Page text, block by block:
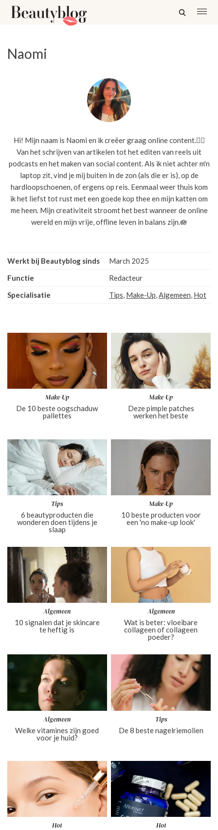
Naomi
Hi! Mijn naam is Naomi en ik creëer graag online content.✍🏼
Van het schrijven van artikelen tot het editen van reels uit
podcasts en het maken van social content. Als ik niet achter m'n
laptop zit, vind je mij buiten in de zon (als die er is), op de
hardloopschoenen, of ergens op reis. Eenmaal weer thuis kom
ik het liefst tot rust met een goede kop thee en mijn katten om
me heen. Mijn creativiteit stroomt het best wanneer de online
wereld en mijn vrije, offline leven in balans zijn.🪷
Werkt bij Beautyblog sinds
March 2025
Functie
Redacteur
Specialisatie
Tips, Make-Up,Algemeen, Hot
Make-Up
De 10 beste oogschaduw
pallettes
Make-Up
Deze pimple patches
werken het beste
Tips
6 beautyproducten die
wonderen doen tijdens je
slaap
Make-Up
10 beste producten voor
een 'no make-up look'
Algemeen
10 signalen dat je skincare
te heftig is
Algemeen
Wat is beter: vloeibare
collageen of collageen
poeder?
Algemeen
Welke vitamines zijn goed
voor je huid?
Tips
De 8 beste nagelriemolien
Hot Hot